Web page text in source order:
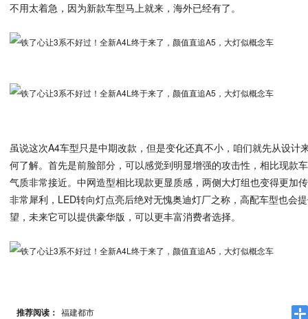
不用太着急，因为新款车型马上就来，海外已经有了。
虽说这次A4车型只是中期改款，但是变化还真不小，咱们就先从设计
何了解。首先是前脸部分，可以感觉到明显增强的攻击性，相比现款
气质非常接近。中网造型相比现款更显质感，两侧大灯组也变得更加
非常犀利，LED转向灯点亮后绝对无愧奥迪灯厂之称，高配车型也会
望，未来它可以提供豪华版，可以更丰富消费者选择。
推荐阅读： 福建都市